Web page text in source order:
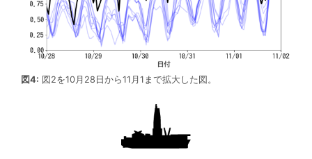
図4: 図2を10月28日から11月1まで拡大した図。